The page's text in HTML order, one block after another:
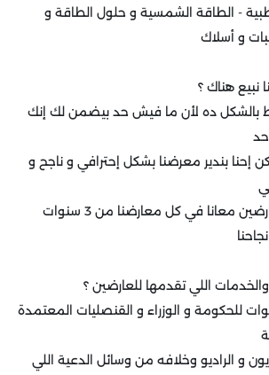
- الطاقة الشمسية و حلول الطاقة و
و أسلاك
نبيع هناك ؟
بالشكل ده لأن ما فيش حد بيضمن لك إنك
بندير معرضنا بشكل إحترافي و ناجح و
كل معرض وعندنا عارضين معانا في كل معارضنا من 3 سنوات
والخدمات اللي تقدمها للعارضين ؟
للحكومة و الوزراء و القنصليات المعتمدة
و الراديو وخلافه من وسائل الدعية اللي